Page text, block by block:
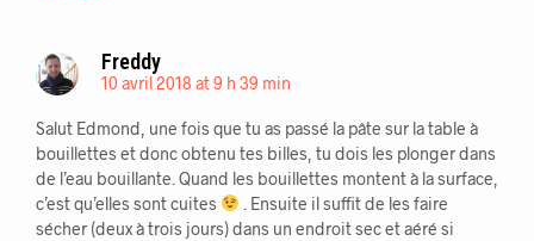
Freddy
10 avril 2018 at 9 h 39 min
Salut Edmond, une fois que tu as passé la pâte sur la table à
bouillettes et donc obtenu tes billes, tu dois les plonger dans
de l’eau bouillante. Quand les bouillettes montent à la surface,
c’est qu’elles sont cuites
. Ensuite il suffit de les faire
sécher (deux à trois jours) dans un endroit sec et aéré si